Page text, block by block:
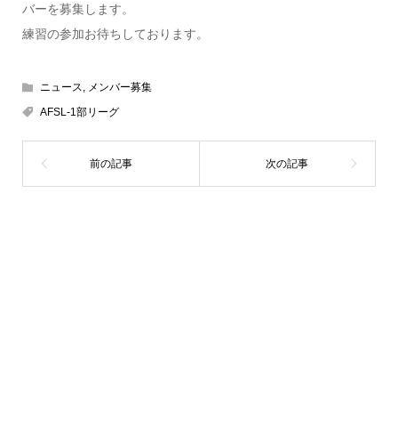
バーを募集します。
練習の参加お待ちしております。
ニュース
メンバー募集
AFSL-1部リーグ